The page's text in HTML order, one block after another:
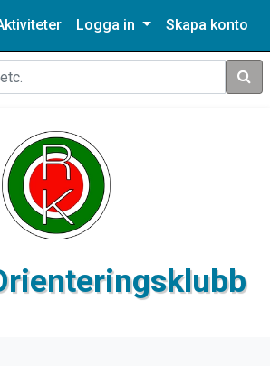
Logga in Skapa konto
Sök